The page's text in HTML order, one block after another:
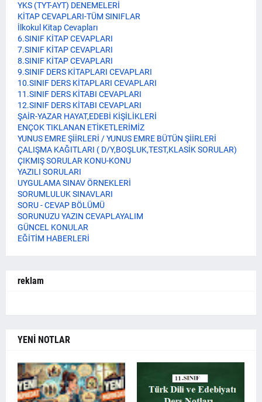
YKS (TYT-AYT) DENEMELERİ
KİTAP CEVAPLARI-TÜM SINIFLAR
İlkokul Kitap Cevapları
6.SINIF KİTAP CEVAPLARI
7.SINIF KİTAP CEVAPLARI
8.SINIF KİTAP CEVAPLARI
9.SINIF DERS KİTAPLARI CEVAPLARI
10.SINIF DERS KİTAPLARI CEVAPLARI
11.SINIF DERS KİTABI CEVAPLARI
12.SINIF DERS KİTABI CEVAPLARI
ŞAİR-YAZAR HAYAT,EDEBİ KİŞİLİKLERİ
ENÇOK TIKLANAN ETİKETLERİMİZ
YUNUS EMRE ŞİİRLERİ / YUNUS EMRE BÜTÜN ŞİİRLERİ
ÇALIŞMA KAĞITLARI ( D/Y,BOŞLUK,TEST,KLASİK SORULAR)
ÇIKMIŞ SORULAR KONU-KONU
YAZILI SORULARI
UYGULAMA SINAV ÖRNEKLERİ
SORUMLULUK SINAVLARI
SORU - CEVAP BÖLÜMÜ
SORUNUZU YAZIN CEVAPLAYALIM
GÜNCEL KONULAR
EĞİTİM HABERLERİ
reklam
YENİ NOTLAR